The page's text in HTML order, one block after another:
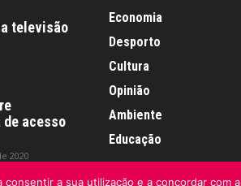
televisão
de acesso
2020
Economia
Desporto
Cultura
Opinião
Ambiente
Educação
a sua utilização e a concordar com